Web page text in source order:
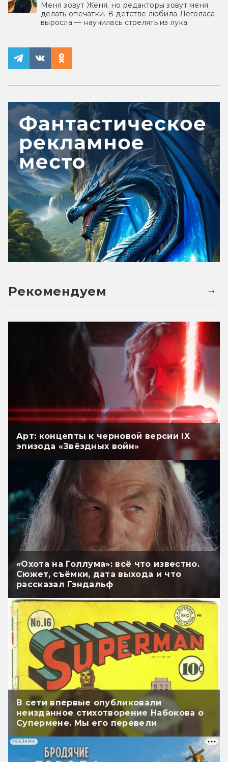
Меня зовут Женя, но редакторы зовут меня
делать опечатки. В детстве любила Леголаса,
выросла — научилась стрелять из лука.
Рекомендуем
Арт: концепты к черновой версии IX
эпизода «Звёздных войн»
«Охота на Голлума»: всё что известно.
Сюжет, съёмки, дата выхода и что
рассказал Гэндальф
В сети впервые опубликовали
неизданное стихотворение Набокова о
Супермене. Мы его перевели
РЕКЛАМА